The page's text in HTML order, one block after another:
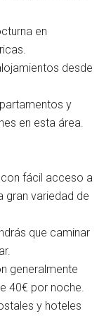
en
desde
y
en esta área.
fácil acceso a
gran variedad de
que caminar
generalmente
40€ por noche.
y hoteles